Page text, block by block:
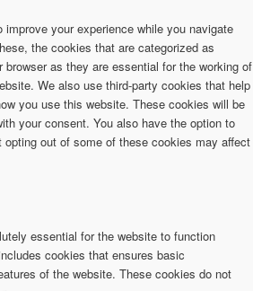
your experience while you navigate
the cookies that are categorized as
browser as they are essential for the working of
We also use third-party cookies that help
you use this website. These cookies will be
your consent. You also have the option to
out of some of these cookies may affect
essential for the website to function
cookies that ensures basic
of the website. These cookies do not